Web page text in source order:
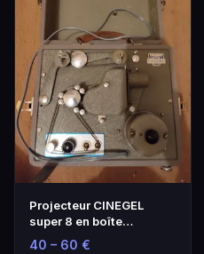
Projecteur CINEGEL
super 8 en boîte
d'origine
40 – 60 €